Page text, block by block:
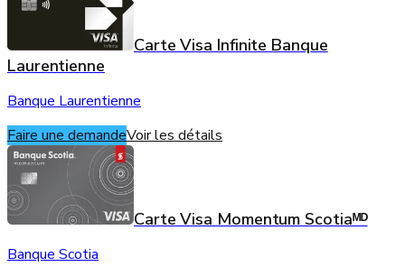
Carte Visa Infinite Banque
Laurentienne
Banque Laurentienne
Faire une demandeVoir les détails
Carte Visa Momentum Scotiaᴹᴰ
Banque Scotia